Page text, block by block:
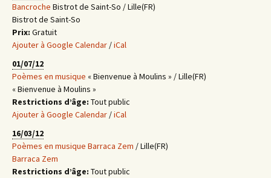
Bancroche Bistrot de Saint-So / Lille(FR)
Bistrot de Saint-So
Prix: Gratuit
Ajouter à Google Calendar /iCal
01/07/12
Poèmes en musique « Bienvenue à Moulins » / Lille(FR)
« Bienvenue à Moulins »
Restrictions d’âge: Tout public
Ajouter à Google Calendar /iCal
16/03/12
Poèmes en musique Barraca Zem / Lille(FR)
Barraca Zem
Restrictions d’âge: Tout public